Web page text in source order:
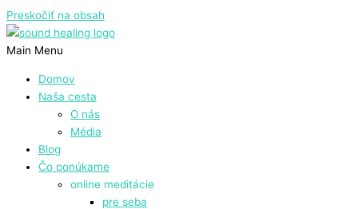
Preskočiť na obsah
Main Menu
Domov
Naša cesta
O nás
Média
Blog
Čo ponúkame
online meditácie
pre seba